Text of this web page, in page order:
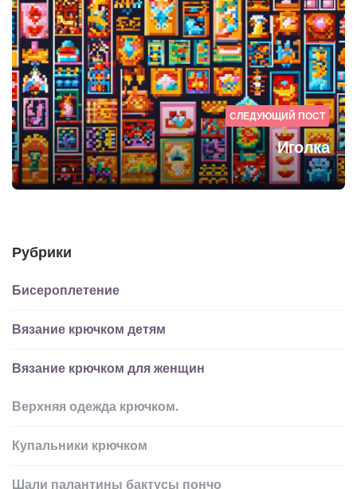
СЛЕДУЮЩИЙ ПОСТ
Иголка
Рубрики
Бисероплетение
Вязание крючком детям
Вязание крючком для женщин
Верхняя одежда крючком.
Купальники крючком
Шали палантины бактусы пончо